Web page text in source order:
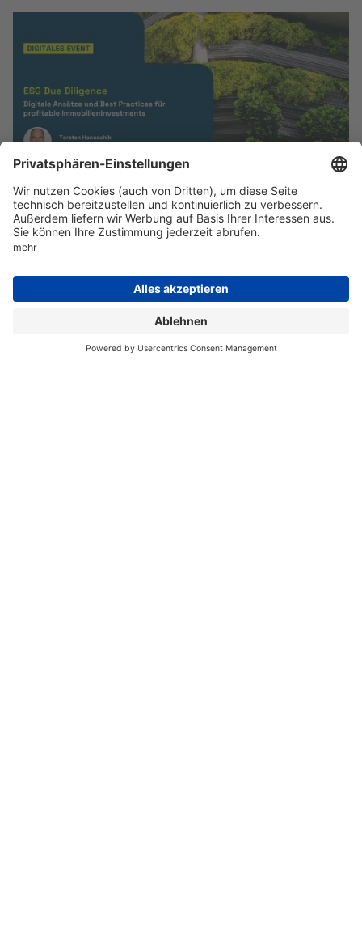
August 30, 2024
Ansätze und Best Practices für
profitable Immobilieninvestments
Bringen Sie Ihre Investments auf Net-Zero